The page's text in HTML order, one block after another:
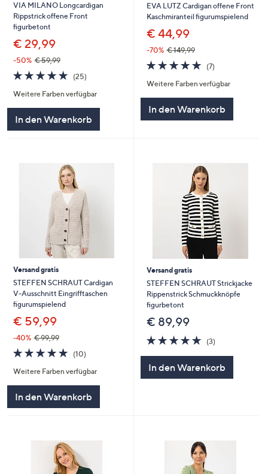
VIA MILANO Longcardigan
Rippstrick offene Front
figurbetont
€ 29,99
-50% € 59,99
4.7
von
5
(25)25
Weitere Farben verfügbar
In den Warenkorb
EVA LUTZ Cardigan offene Front
Kaschmiranteil figurumspielend
€ 44,99
-70% € 149,99
4.7
von
5
(7)
Weitere Farben verfügbar
In den Warenkorb
Versand gratis
STEFFEN SCHRAUT Cardigan
V-Ausschnitt Eingrifftaschen
figurumspielend
€ 59,99
-40% € 99,99
4.7
von
5
(10)10
Weitere Farben verfügbar
In den Warenkorb
Versand gratis
STEFFEN SCHRAUT Strickjacke
Rippenstrick Schmuckknöpfe
figurbetont
€ 89,99
4.7
von
(3)3
In den Warenkorb